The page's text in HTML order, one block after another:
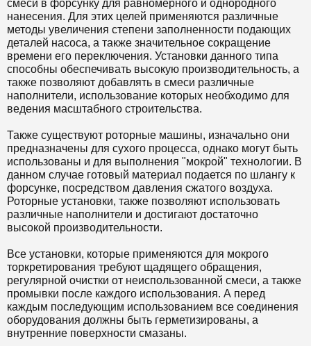
смеси в форсунку для равномерного и однородного
нанесения. Для этих целей применяются различные
методы увеличения степени заполненности подающих
деталей насоса, а также значительное сокращение
времени его переключения. Установки данного типа
способны обеспечивать высокую производительность, а
также позволяют добавлять в смеси различные
наполнители, использование которых необходимо для
ведения масштабного строительства.
Также существуют роторные машины, изначально они
предназначены для сухого процесса, однако могут быть
использованы и для выполнения "мокрой" технологии. В
данном случае готовый материал подается по шлангу к
форсунке, посредством давления сжатого воздуха.
Роторные установки, также позволяют использовать
различные наполнители и достигают достаточно
высокой производительности.
Все установки, которые применяются для мокрого
торкретирования требуют щадящего обращения,
регулярной очистки от неиспользованной смеси, а также
промывки после каждого использования. А перед
каждым последующим использованием все соединения
оборудования должны быть герметизированы, а
внутренние поверхности смазаны.